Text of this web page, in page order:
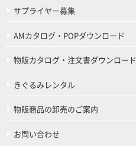
サプライヤー募集
AMカタログ・POPダウンロード
物販カタログ・注文書ダウンロード
きぐるみレンタル
物販商品の卸売のご案内
お問い合わせ